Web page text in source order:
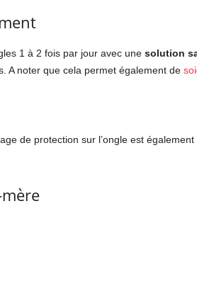
1 à 2 fois par jour avec une solution
A noter que cela permet également de
de protection sur l’ongle est